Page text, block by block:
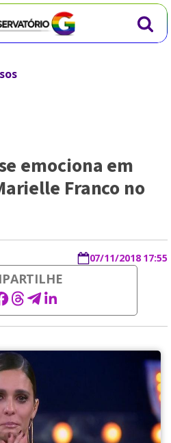
emociona em
Franco no
07/11/2018 17:55